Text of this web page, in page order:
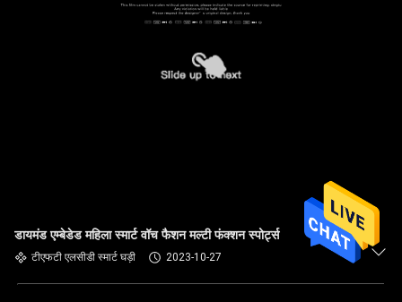
डायमंड एम्बेडेड महिला स्मार्ट वॉच फैशन मल्टी फंक्शन स्पोर्ट्स
टीएफटी एलसीडी स्मार्ट घड़ी 2023-10-27